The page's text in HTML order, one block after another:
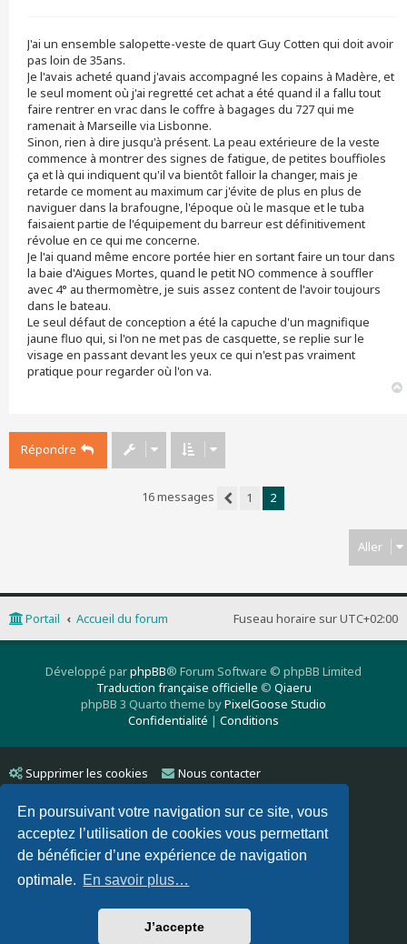
En poursuivant votre navigation sur ce site, vous
acceptez l’utilisation de cookies vous permettant
de bénéficier d’une expérience de navigation
optimale. En savoir plus…
J’accepte
a
g
e
J'ai un ensemble salopette-veste de quart Guy Cotten qui doit avoir
pas loin de 35ans.
Je l'avais acheté quand j'avais accompagné les copains à Madère, et
le seul moment où j'ai regretté cet achat a été quand il a fallu tout
faire rentrer en vrac dans le coffre à bagages du 727 qui me
ramenait à Marseille via Lisbonne.
Sinon, rien à dire jusqu'à présent. La peau extérieure de la veste
commence à montrer des signes de fatigue, de petites bouffioles
ça et là qui indiquent qu'il va bientôt falloir la changer, mais je
retarde ce moment au maximum car j'évite de plus en plus de
naviguer dans la brafougne, l'époque où le masque et le tuba
faisaient partie de l'équipement du barreur est définitivement
révolue en ce qui me concerne.
Je l'ai quand même encore portée hier en sortant faire un tour dans
la baie d'Aigues Mortes, quand le petit NO commence à souffler
avec 4° au thermomètre, je suis assez content de l'avoir toujours
dans le bateau.
Le seul défaut de conception a été la capuche d'un magnifique
jaune fluo qui, si l'on ne met pas de casquette, se replie sur le
visage en passant devant les yeux ce qui n'est pas vraiment
pratique pour regarder où l'on va.
Répondre
16 messages
Précédent
1 2
Aller
Fuseau horaire surUTC+02:00
Portail Accueil du forum
Développé parphpBB® Forum Software © phpBB Limited
Traduction française officielle © Qiaeru
phpBB 3 Quarto theme byPixelGoose Studio
Confidentialité | Conditions
Supprimer les cookies Nous contacter